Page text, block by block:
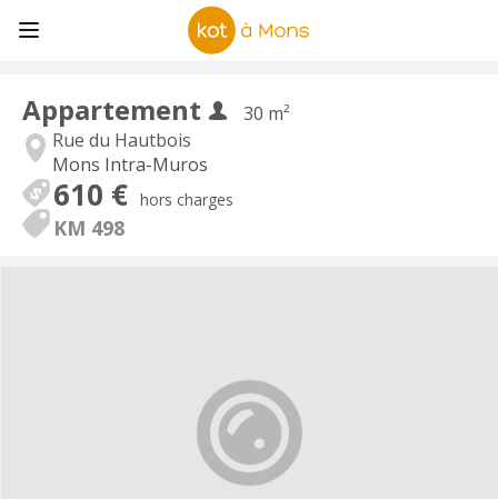
Appartement
30 m²
Rue du Hautbois
Mons Intra-Muros
610 € hors charges
KM 498